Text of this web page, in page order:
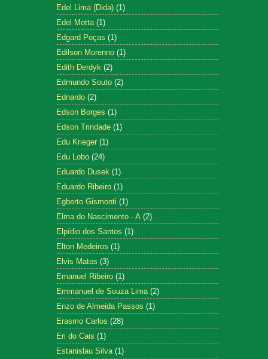
Edel Lima (Dida) (1)
Edel Motta (1)
Edgard Poças (1)
Edilson Morenno (1)
Edith Derdyk (2)
Edmundo Souto (2)
Ednardo (2)
Edson Borges (1)
Edson Trindade (1)
Edu Krieger (1)
Edu Lobo (24)
Eduardo Dusek (1)
Eduardo Ribeiro (1)
Egberto Gismonti (1)
Elma do Nascimento - A (2)
Elpídio dos Santos (1)
Elton Medeiros (1)
Elvis Matos (3)
Emanuel Ribeiro (1)
Emmanuel de Souza Lima (2)
Enzo de Almeida Passos (1)
Erasmo Carlos (28)
Eri do Cais (1)
Estanislau Silva (1)